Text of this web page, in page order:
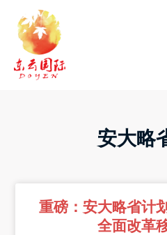
content
安大略
重磅：安大略省计
全面改革